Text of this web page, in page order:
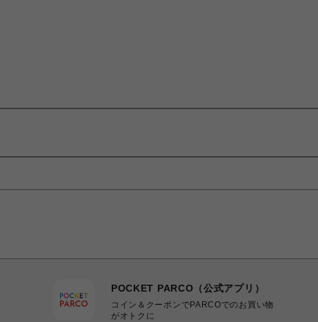
POCKET PARCO（公式アプリ）
コイン＆クーポンでPARCOでのお買い物
がオトクに